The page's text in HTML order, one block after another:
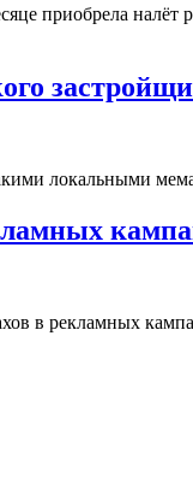
приобрела
локальными
в рекламных